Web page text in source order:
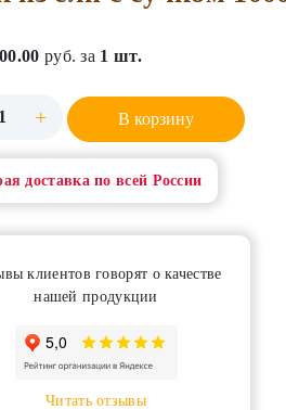
руб. за 1 шт.
+ В корзину
доставка по всей России
клиентов говорят о качестве
нашей продукции
Читать отзывы